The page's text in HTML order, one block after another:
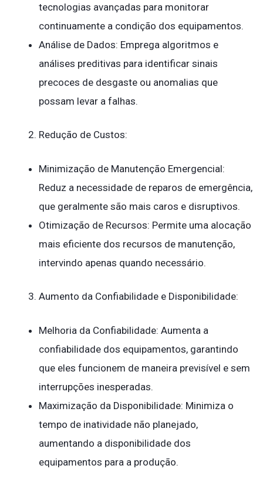
tecnologias avançadas para monitorar
continuamente a condição dos equipamentos.
Análise de Dados: Emprega algoritmos e
análises preditivas para identificar sinais
precoces de desgaste ou anomalias que
possam levar a falhas.
Redução de Custos:
Minimização de Manutenção Emergencial:
Reduz a necessidade de reparos de emergência,
que geralmente são mais caros e disruptivos.
Otimização de Recursos: Permite uma alocação
mais eficiente dos recursos de manutenção,
intervindo apenas quando necessário.
Aumento da Confiabilidade e Disponibilidade:
Melhoria da Confiabilidade: Aumenta a
confiabilidade dos equipamentos, garantindo
que eles funcionem de maneira previsível e sem
interrupções inesperadas.
Maximização da Disponibilidade: Minimiza o
tempo de inatividade não planejado,
aumentando a disponibilidade dos
equipamentos para a produção.